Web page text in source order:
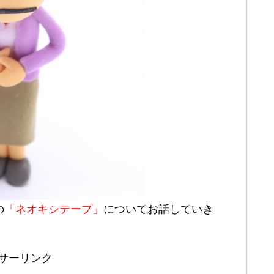
「ネオキシテープ」 についてお話していき
ーリンク